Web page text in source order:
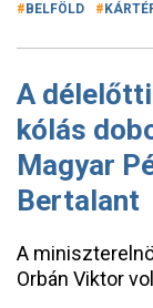
BELFÖLD
A
kólás
Magyar
Bertalant
A
Orbán Viktor